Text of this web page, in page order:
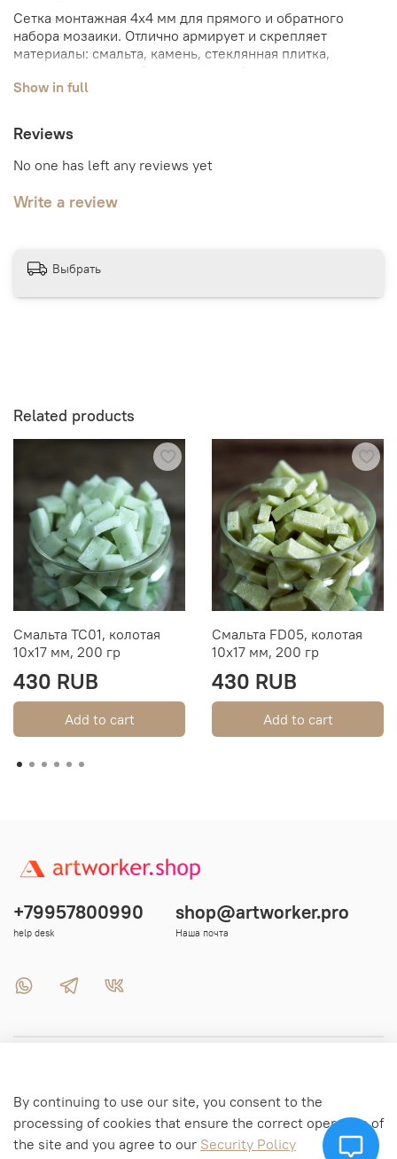
Сетка монтажная 4х4 мм для прямого и обратного
набора мозаики. Отлично армирует и скрепляет
материалы: смальта, камень, стеклянная плитка,
Show in full
Reviews
No one has left any reviews yet
Write a review
Выбрать
Related products
Смальта TC01, колотая
10х17 мм, 200 гр
430 RUB
Add to cart
Смальта FD05, колотая
10х17 мм, 200 гр
430 RUB
Add to cart
Menu 2
+79957800990
help desk
shop@artworker.pro
Наша почта
By continuing to use our site, you consent to the
processing of cookies that ensure the correct operation of
the site and you agree to our Security Policy